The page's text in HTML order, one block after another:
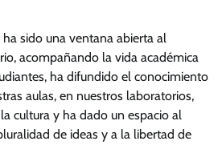
sido una ventana abierta al
acompañando la vida académica
ha difundido el conocimiento
aulas, en nuestros laboratorios,
cultura y ha dado un espacio al
de ideas y a la libertad de